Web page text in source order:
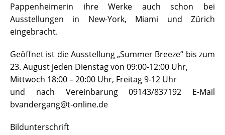
Pappenheimerin ihre Werke auch schon bei
Ausstellungen in New-York, Miami und Zürich
eingebracht.
Geöffnet ist die Ausstellung „Summer Breeze“ bis zum
23. August jeden Dienstag von 09:00-12:00 Uhr,
Mittwoch 18:00 – 20:00 Uhr, Freitag 9-12 Uhr
und nach Vereinbarung 09143/837192 E-Mail
bvandergang@t-online.de
Bildunterschrift